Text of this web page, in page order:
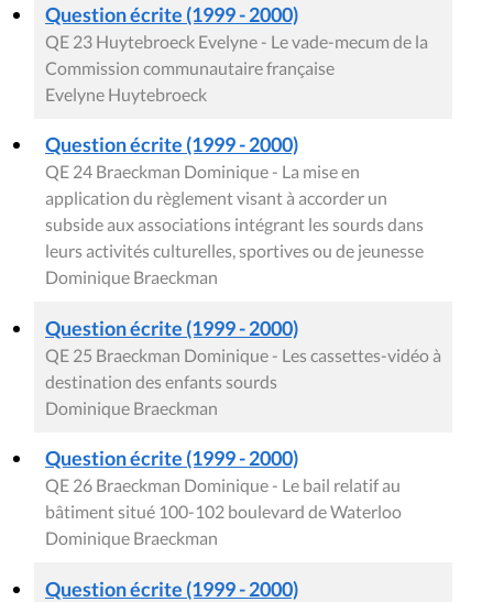
Question écrite (1999 - 2000)
QE 23 Huytebroeck Evelyne - Le vade-mecum de la
Commission communautaire française
Evelyne Huytebroeck
Question écrite (1999 - 2000)
QE 24 Braeckman Dominique - La mise en
application du règlement visant à accorder un
subside aux associations intégrant les sourds dans
leurs activités culturelles, sportives ou de jeunesse
Dominique Braeckman
Question écrite (1999 - 2000)
QE 25 Braeckman Dominique - Les cassettes-vidéo à
destination des enfants sourds
Dominique Braeckman
Question écrite (1999 - 2000)
QE 26 Braeckman Dominique - Le bail relatif au
bâtiment situé 100-102 boulevard de Waterloo
Dominique Braeckman
Question écrite (1999 - 2000)